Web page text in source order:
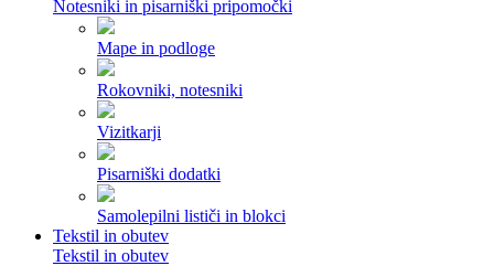
Notesniki in pisarniški pripomočki
Mape in podloge
Rokovniki, notesniki
Vizitkarji
Pisarniški dodatki
Samolepilni lističi in blokci
Tekstil in obutev
Tekstil in obutev